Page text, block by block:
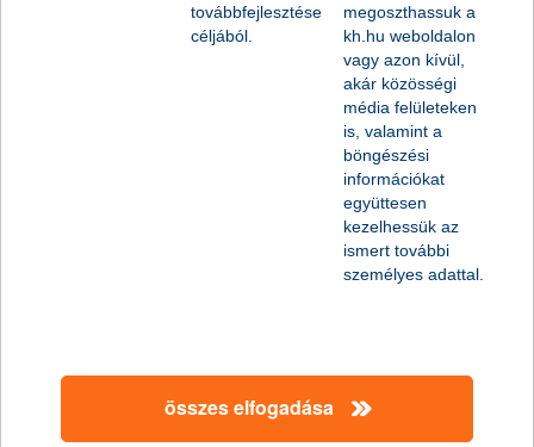
továbbfejlesztése
céljából.
megoszthassuk a
kh.hu weboldalon
vagy azon kívül,
akár közösségi
média felületeken
is, valamint a
böngészési
információkat
együttesen
kezelhessük az
ismert további
személyes adattal.
összes elfogadása